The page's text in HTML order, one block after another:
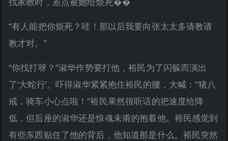
“有人能把你烦死？哇！那以后我要向张太太多请教请
教才对。”
“你找打呀？”淑华作势要打他，裕民为了闪躲而演出
了‘大蛇行’。吓得淑华紧紧抱住裕民的腰，大喊：“猪八
戒，骑车小心点啦！”裕民果然很听话的把速度给降
低，但后座的淑华还是惊魂未甫的抱着他。裕民感觉到
有些东西贴住了他的背后，他知道那是什么。裕民突然